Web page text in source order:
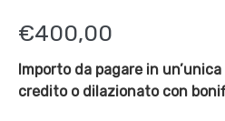
€400,00
Importo da pagare in
credito o dilazionato con